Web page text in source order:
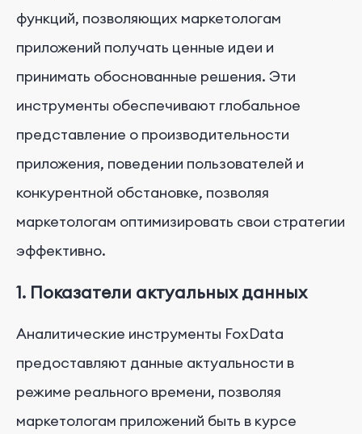
функций, позволяющих маркетологам
приложений получать ценные идеи и
принимать обоснованные решения. Эти
инструменты обеспечивают глобальное
представление о производительности
приложения, поведении пользователей и
конкурентной обстановке, позволяя
маркетологам оптимизировать свои стратегии
эффективно.
1. Показатели актуальных данных
Аналитические инструменты FoxData
предоставляют данные актуальности в
режиме реального времени, позволяя
маркетологам приложений быть в курсе